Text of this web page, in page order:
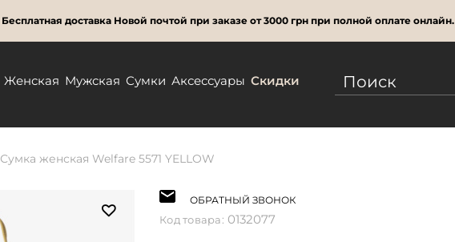
Бесплатная доставка Новой почтой при заказе от 3000 грн при полной оплате онлайн.
Женская Мужская Сумки Аксессуары Скидки
Сумка женская Welfare 5571 YELLOW
ОБРАТНЫЙ ЗВОНОК
Код товара: 0132077